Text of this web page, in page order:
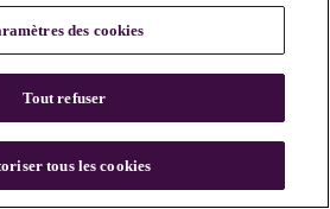
des cookies
Tout refuser
tous les cookies